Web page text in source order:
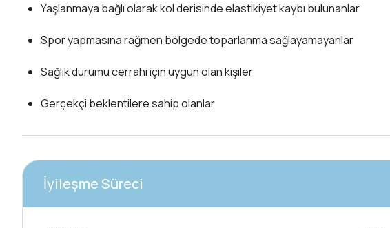
Yaşlanmaya bağlı olarak kol derisinde elastikiyet kaybı bulunanlar
Spor yapmasına rağmen bölgede toparlanma sağlayamayanlar
Sağlık durumu cerrahi için uygun olan kişiler
Gerçekçi beklentilere sahip olanlar
İyileşme Süreci